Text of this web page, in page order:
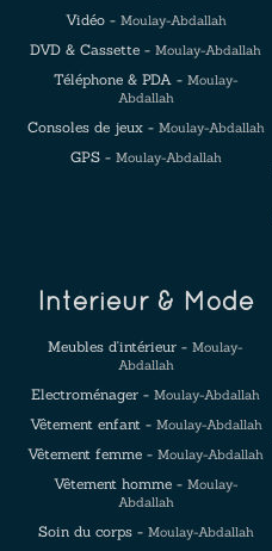
Vidéo - Moulay-Abdallah
DVD & Cassette - Moulay-Abdallah
Téléphone & PDA - Moulay-
Abdallah
Consoles de jeux - Moulay-Abdallah
GPS - Moulay-Abdallah
Intérieur & Mode
Meubles d'intérieur - Moulay-
Abdallah
Electroménager - Moulay-Abdallah
Vêtement enfant - Moulay-Abdallah
Vêtement femme - Moulay-Abdallah
Vêtement homme - Moulay-
Abdallah
Soin du corps - Moulay-Abdallah